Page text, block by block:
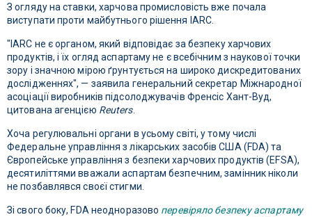
З огляду на ставки, харчова промисловість вже почала
виступати проти майбутнього рішення IARC.
"IARC не є органом, який відповідає за безпеку харчових
продуктів, і їх огляд аспартаму не є всебічним з наукової точки
зору і значною мірою ґрунтується на широко дискредитованих
дослідженнях", — заявила генеральний секретар Міжнародної
асоціації виробників підсолоджувачів Френсіс Хант-Вуд,
цитована агенцією Reuters.
Хоча регулювальні органи в усьому світі, у тому числі
Федеральне управління з лікарських засобів США (FDA) та
Європейське управління з безпеки харчових продуктів (EFSA),
десятиліттями вважали аспартам безпечним, замінник ніколи
не позбавлявся своєї стигми.
Зі свого боку, FDA неодноразово перевіряло безпеку аспартаму